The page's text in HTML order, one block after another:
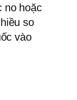
no hoặc
so
vào